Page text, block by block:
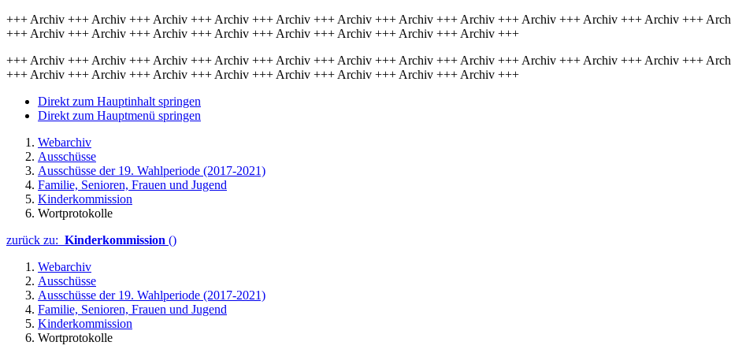
+++ Archiv +++ Archiv +++ Archiv +++ Archiv +++ Archiv +++ Archiv +++ Archiv +++ Archiv +++ Archiv +++ Archiv +++ Archiv +++
+++ Archiv +++ Archiv +++ Archiv +++ Archiv +++ Archiv +++ Archiv +++ Archiv +++ Archiv +++
+++ Archiv +++ Archiv +++ Archiv +++ Archiv +++ Archiv +++ Archiv +++ Archiv +++ Archiv +++ Archiv +++ Archiv +++ Archiv +++
+++ Archiv +++ Archiv +++ Archiv +++ Archiv +++ Archiv +++ Archiv +++ Archiv +++ Archiv +++
Direkt zum Hauptinhalt springen
Direkt zum Hauptmenü springen
Webarchiv
Ausschüsse
Ausschüsse der 19. Wahlperiode (2017-2021)
Familie, Senioren, Frauen und Jugend
Kinderkommission
Wortprotokolle
zurück zu: Kinderkommission ()
Webarchiv
Ausschüsse
Ausschüsse der 19. Wahlperiode (2017-2021)
Familie, Senioren, Frauen und Jugend
Kinderkommission
Wortprotokolle